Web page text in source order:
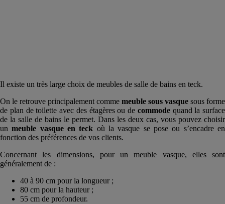
Il existe un très large choix de meubles de salle de bains en teck.
On le retrouve principalement comme meuble sous vasque sous forme
de plan de toilette avec des étagères ou de commode quand la surface
de la salle de bains le permet. Dans les deux cas, vous pouvez choisir
unmeuble vasque en teck où la vasque se pose ou s’encadre en
fonction des préférences de vos clients.
Concernant les dimensions, pour un meuble vasque, elles sont
généralement de :
40 à 90 cm pour la longueur ;
80 cm pour la hauteur ;
55 cm de profondeur.